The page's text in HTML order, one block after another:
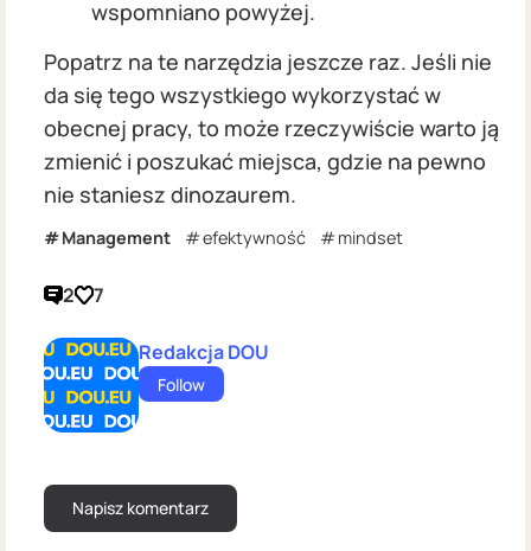
wspomniano powyżej.
Popatrz na te narzędzia jeszcze raz. Jeśli nie
da się tego wszystkiego wykorzystać w
obecnej pracy, to może rzeczywiście warto ją
zmienić i poszukać miejsca, gdzie na pewno
nie staniesz dinozaurem.
Management efektywność mindset
2 7
Redakcja DOU
Follow